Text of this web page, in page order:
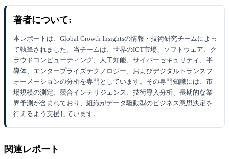
著者について:
本レポートは、Global Growth Insightsの情報・技術研究チームによっ
て執筆されました。当チームは、世界のICT市場、ソフトウェア、ク
ラウドコンピューティング、人工知能、サイバーセキュリティ、半
導体、エンタープライズテクノロジー、およびデジタルトランスフ
ォーメーションの分析を専門としています。その専門知識には、市
場規模の測定、競合インテリジェンス、技術導入分析、長期的な業
界予測が含まれており、組織がデータ駆動型のビジネス意思決定を
行えるよう支援しています。
関連レポート